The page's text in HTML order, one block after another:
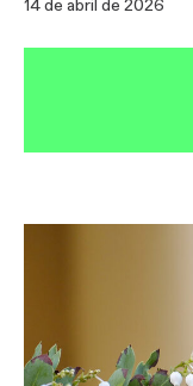
14 de abril de 2026